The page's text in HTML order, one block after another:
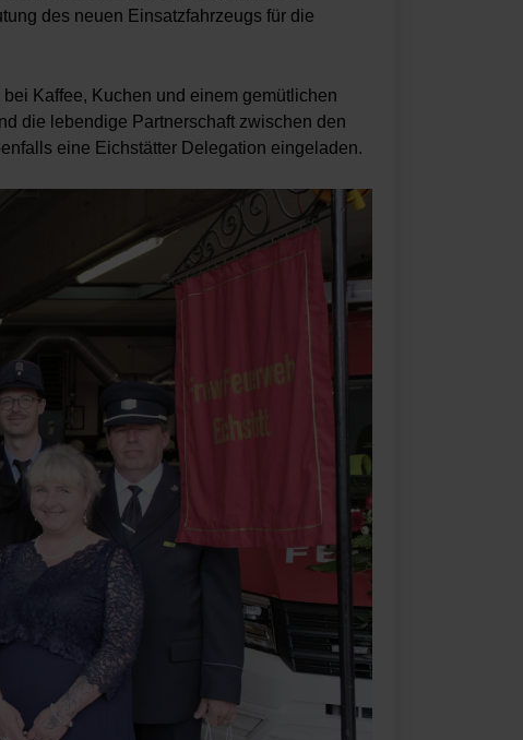
des neuen Einsatzfahrzeugs für die
Kaffee, Kuchen und einem gemütlichen
die lebendige Partnerschaft zwischen den
eine Eichstätter Delegation eingeladen.